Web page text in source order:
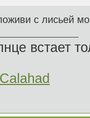
с лисьей
встает